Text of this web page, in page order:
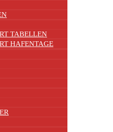
TABELLEN
HAFENTAGE